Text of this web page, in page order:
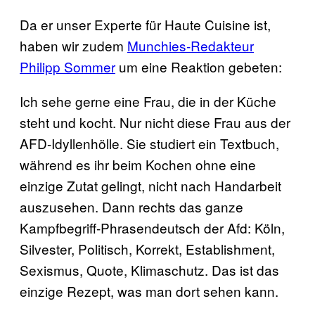
Da er unser Experte für Haute Cuisine ist,
haben wir zudem Munchies-Redakteur
Philipp Sommer um eine Reaktion gebeten:
Ich sehe gerne eine Frau, die in der Küche
steht und kocht. Nur nicht diese Frau aus der
AFD-Idyllenhölle. Sie studiert ein Textbuch,
während es ihr beim Kochen ohne eine
einzige Zutat gelingt, nicht nach Handarbeit
auszusehen. Dann rechts das ganze
Kampfbegriff-Phrasendeutsch der Afd: Köln,
Silvester, Politisch, Korrekt, Establishment,
Sexismus, Quote, Klimaschutz. Das ist das
einzige Rezept, was man dort sehen kann.